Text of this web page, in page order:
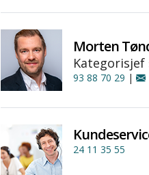
Morten
93 88 70 29 |
24 11 35 55